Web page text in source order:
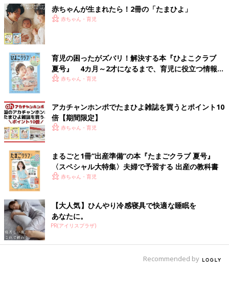
赤ちゃんが生まれたら！2冊の「たまひよ」
赤ちゃん・育児
育児の困ったがズバリ！解決する本『ひよこクラブ
夏号』 4カ月～2才になるまで、育児に役立つ情報が
いっぱい！
赤ちゃん・育児
アカチャンホンポでたまひよ雑誌を買うとポイント10
倍【期間限定】
赤ちゃん・育児
まるごと1冊“出産準備”の本『たまごクラブ 夏号』
〈スペシャル大特集〉夫婦で予習する 出産の教科書
赤ちゃん・育児
【大人気】ひんやり冷感寝具で快適な睡眠を
あなたに。
PR(アイリスプラザ)
Recommended by